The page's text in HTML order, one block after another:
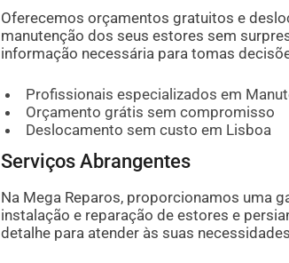
Oferecemos orçamentos gratuitos e
manutenção dos seus estores sem
informação necessária para tomas
Profissionais especializados em
Orçamento grátis sem compromisso
Deslocamento sem custo em Lisboa
Serviços Abrangentes
Na Mega Reparos, proporcionamos uma
instalação e reparação de estores e
detalhe para atender às suas